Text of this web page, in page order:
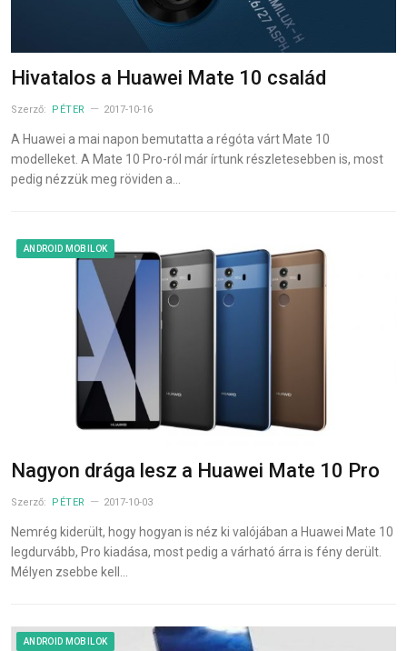
Hivatalos a Huawei Mate 10 család
Szerző: PÉTER 2017-10-16
A Huawei a mai napon bemutatta a régóta várt Mate 10
modelleket. A Mate 10 Pro-ról már írtunk részletesebben is, most
pedig nézzük meg röviden a…
ANDROID MOBILOK
Nagyon drága lesz a Huawei Mate 10 Pro
Szerző: PÉTER 2017-10-03
Nemrég kiderült, hogy hogyan is néz ki valójában a Huawei Mate 10
legdurvább, Pro kiadása, most pedig a várható árra is fény derült.
Mélyen zsebbe kell…
ANDROID MOBILOK